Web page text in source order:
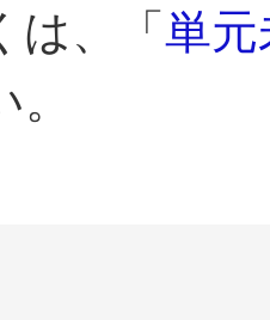
は、「 単元